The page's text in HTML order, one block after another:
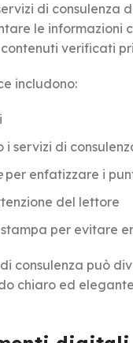
di consulenza
le informazioni
verificati
includono:
servizi di
per enfatizzare i
del lettore
per evitare
consulenza può
chiaro ed